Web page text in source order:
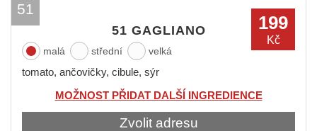
199
Kč
51 GAGLIANO
malá střední velká
tomato, ančovičky, cibule, sýr
MOŽNOST PŘIDAT DALŠÍ INGREDIENCE
Zvolit adresu
51